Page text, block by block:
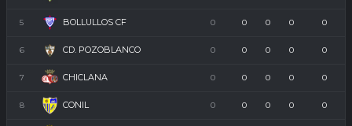
5 BOLLULLOS CF 0 0 0 0 0
6 CD. POZOBLANCO 0 0 0 0 0
7 CHICLANA 0 0 0 0 0
8 CONIL 0 0 0 0 0